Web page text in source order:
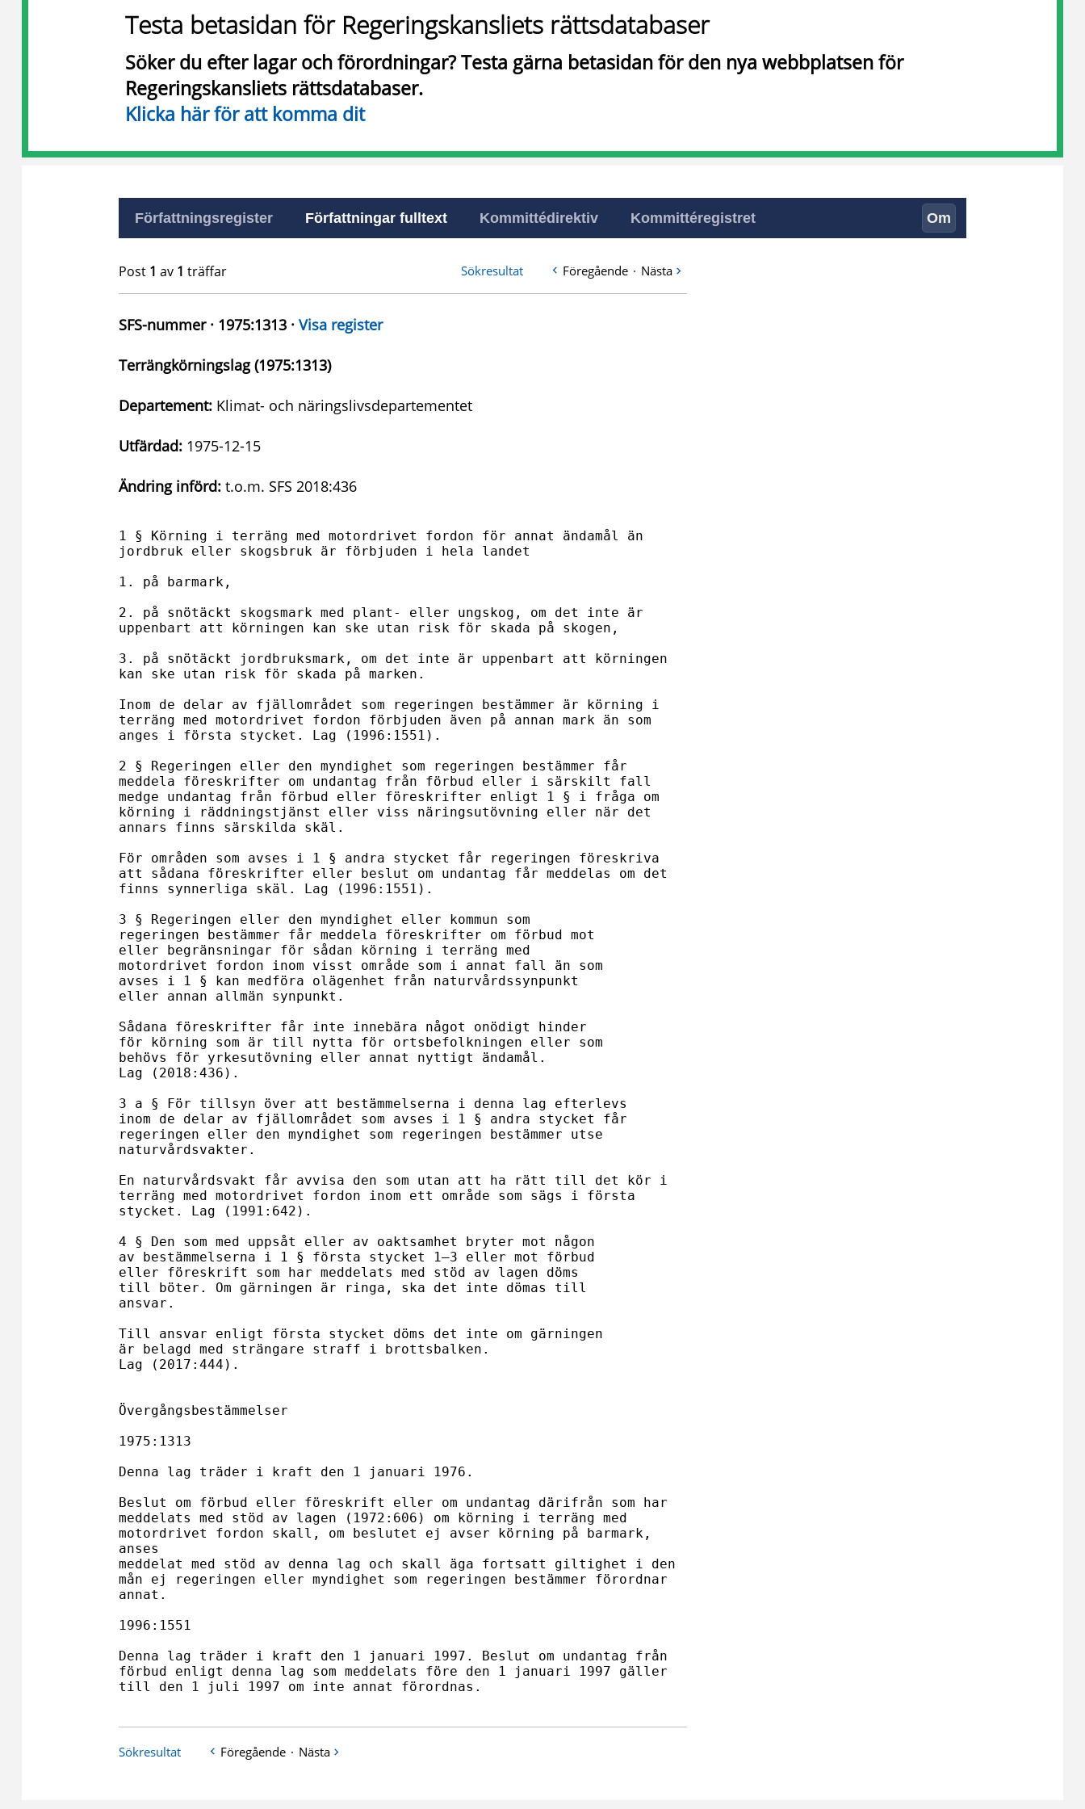
Testa betasidan för Regeringskansliets rättsdatabaser
Söker du efter lagar och förordningar? Testa gärna betasidan för den nya webbplatsen för
Regeringskansliets rättsdatabaser.
Klicka här för att komma dit
Författningsregister Författningar fulltext Kommittédirektiv Kommittéregistret Om
Post 1 av 1 träffar Sökresultat Föregående · Nästa
SFS-nummer · 1975:1313 · Visa register
Terrängkörningslag (1975:1313)
Departement: Klimat- och näringslivsdepartementet
Utfärdad: 1975-12-15
Ändring införd: t.o.m. SFS 2018:436
1 § Körning i terräng med motordrivet fordon för annat ändamål än
jordbruk eller skogsbruk är förbjuden i hela landet
1. på barmark,
2. på snötäckt skogsmark med plant- eller ungskog, om det inte är
uppenbart att körningen kan ske utan risk för skada på skogen,
3. på snötäckt jordbruksmark, om det inte är uppenbart att körningen
kan ske utan risk för skada på marken.
Inom de delar av fjällområdet som regeringen bestämmer är körning i
terräng med motordrivet fordon förbjuden även på annan mark än som
anges i första stycket. Lag (1996:1551).
2 § Regeringen eller den myndighet som regeringen bestämmer får
meddela föreskrifter om undantag från förbud eller i särskilt fall
medge undantag från förbud eller föreskrifter enligt 1 § i fråga om
körning i räddningstjänst eller viss näringsutövning eller när det
annars finns särskilda skäl.
För områden som avses i 1 § andra stycket får regeringen föreskriva
att sådana föreskrifter eller beslut om undantag får meddelas om det
finns synnerliga skäl. Lag (1996:1551).
3 § Regeringen eller den myndighet eller kommun som
regeringen bestämmer får meddela föreskrifter om förbud mot
eller begränsningar för sådan körning i terräng med
motordrivet fordon inom visst område som i annat fall än som
avses i 1 § kan medföra olägenhet från naturvårdssynpunkt
eller annan allmän synpunkt.
Sådana föreskrifter får inte innebära något onödigt hinder
för körning som är till nytta för ortsbefolkningen eller som
behövs för yrkesutövning eller annat nyttigt ändamål.
Lag (2018:436).
3 a § För tillsyn över att bestämmelserna i denna lag efterlevs
inom de delar av fjällområdet som avses i 1 § andra stycket får
regeringen eller den myndighet som regeringen bestämmer utse
naturvårdsvakter.
En naturvårdsvakt får avvisa den som utan att ha rätt till det kör i
terräng med motordrivet fordon inom ett område som sägs i första
stycket. Lag (1991:642).
4 § Den som med uppsåt eller av oaktsamhet bryter mot någon
av bestämmelserna i 1 § första stycket 1–3 eller mot förbud
eller föreskrift som har meddelats med stöd av lagen döms
till böter. Om gärningen är ringa, ska det inte dömas till
ansvar.
Till ansvar enligt första stycket döms det inte om gärningen
är belagd med strängare straff i brottsbalken.
Lag (2017:444).
Övergångsbestämmelser
1975:1313
Denna lag träder i kraft den 1 januari 1976.
Beslut om förbud eller föreskrift eller om undantag därifrån som har
meddelats med stöd av lagen (1972:606) om körning i terräng med
motordrivet fordon skall, om beslutet ej avser körning på barmark,
anses
meddelat med stöd av denna lag och skall äga fortsatt giltighet i den
mån ej regeringen eller myndighet som regeringen bestämmer förordnar
annat.
1996:1551
Denna lag träder i kraft den 1 januari 1997. Beslut om undantag från
förbud enligt denna lag som meddelats före den 1 januari 1997 gäller
till den 1 juli 1997 om inte annat förordnas.
Sökresultat Föregående · Nästa